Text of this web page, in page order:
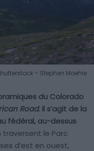
– Stephen Moehle
du Colorado
Road. Il s’agit de la
fédéral, au-dessus
traversent le Parc
d’est en ouest,